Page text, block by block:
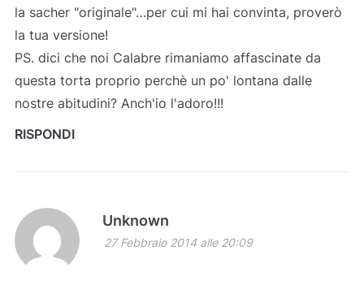
la sacher "originale"…per cui mi hai convinta, proverò
la tua versione!
PS. dici che noi Calabre rimaniamo affascinate da
questa torta proprio perchè un po' lontana dalle
nostre abitudini? Anch'io l'adoro!!!
RISPONDI
Unknown
27 Febbraio 2014 alle 20:09